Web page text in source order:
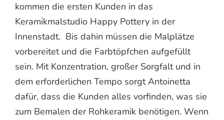
kommen die ersten Kunden in das
Keramikmalstudio Happy Pottery in der
Innenstadt. Bis dahin müssen die Malplätze
vorbereitet und die Farbtöpfchen aufgefüllt
sein. Mit Konzentration, großer Sorgfalt und in
dem erforderlichen Tempo sorgt Antoinetta
dafür, dass die Kunden alles vorfinden, was sie
zum Bemalen der Rohkeramik benötigen. Wenn